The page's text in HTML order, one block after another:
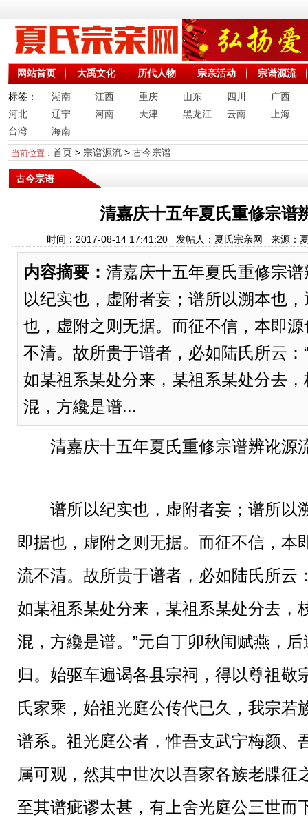
网站首页 大禹文化 历代人物 宗亲活动 宗谱源流
标签： 湖南 江西 重庆 山东 四川
广西
河北
辽宁 河南 天津 黑龙江 云南
上海
台湾
海南
当前位置： 首页> 宗谱源流> 古今宗谱
古今宗谱
清嘉庆十五年夏氏重修宗谱
时间：2017-08-14 17:41:20 发帖人：夏氏宗亲网 来源：
内容摘要： 清嘉庆十五年夏氏重修
以纪实也，虚附者妄；谱所以溯本也
也，虚附之则无据。而征不信，本即
不清。故所贵于谱者，必如陆氏所云
如某祖系某处分来，某祖系某处分去
混，方纔是谱...
清嘉庆十五年夏氏重修宗谱辨讹源
谱所以纪实也，虚附者妄；谱所以
即据也，虚附之则无据。而征不信，本
流不清。故所贵于谱者，必如陆氏所云
如某祖系某处分来，某祖系某处分去，
混，方纔是谱。”元自丁卯秋闱赋燕，
归。始驱车遍谒各县宗祠，得以尊祖敬
氏家乘，始祖光庭公传代已久，我宗若
谱系。祖光庭公者，惟吾支武宁梅颜、
属可观，然其中世次以吾家各族老牒征
至其谱疵谬太甚，有上舍光庭公三世而